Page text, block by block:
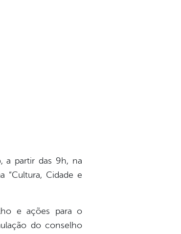
a partir das 9h, na
“Cultura, Cidade e
e ações para o
do conselho